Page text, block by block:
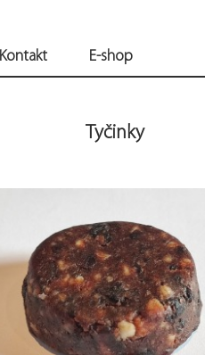
Kontakt E-shop
Tyčinky